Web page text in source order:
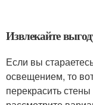
Извлекайте
Если вы
освещением, то
перекрасить